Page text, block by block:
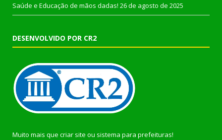
Saúde e Educação de mãos dadas! 26 de agosto de 2025
DESENVOLVIDO POR CR2
Muito mais que criar site ou sistema para prefeituras!